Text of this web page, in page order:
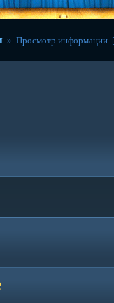
» Просмотр информации